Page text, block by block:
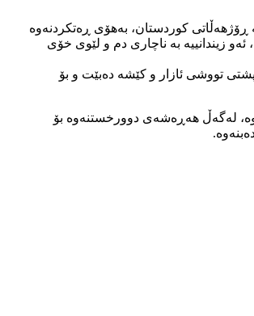
لە ڕۆژهەڵاتی کوردستان، بەهۆی ڕەتکردنەوە
ئەو زیندانییە بە ناچاری دم و لێوی خۆی
تووشی ئازار و کێشە دەبێت و بۆ
لەگەڵ هەڕەشەی دوورخستنەوە بۆ